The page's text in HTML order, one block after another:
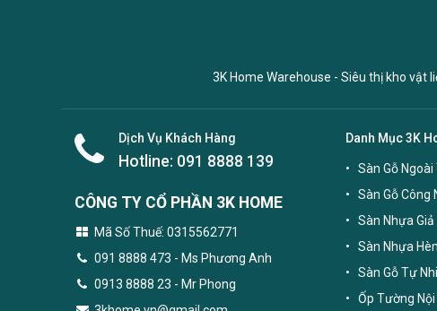
3K Home Warehouse - Siêu thị kho vật
Dịch Vụ Khách Hàng
Hotline: 091 8888 139
CÔNG TY CỔ PHẦN 3K HOME
Mã Số Thuế: 0315562771
091 8888 473 - Ms Phương Anh
0913 8888 23 - Mr Phong
Danh Mục 3K
Sàn Gỗ Ngoài
Sàn Gỗ Công
Sàn Nhựa Giả
Sàn Nhựa
Sàn Gỗ Tự
Ốp Tường